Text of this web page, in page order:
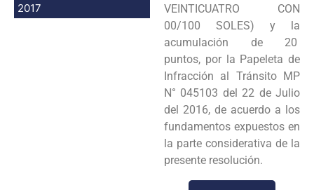
2017
VEINTICUATRO CON
00/100 SOLES) y la
acumulación de 20
puntos, por la Papeleta de
Infracción al Tránsito MP
N° 045103 del 22 de Julio
del 2016, de acuerdo a los
fundamentos expuestos en
la parte considerativa de la
presente resolución.